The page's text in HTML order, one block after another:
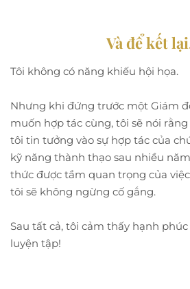
Và để kết
Tôi không có năng khiếu hội họa.
Nhưng khi đứng trước một Giám
muốn hợp tác cùng, tôi sẽ nói
tôi tin tưởng vào sự hợp tác của
kỹ năng thành thạo sau nhiều
thức được tầm quan trọng của
tôi sẽ không ngừng cố gắng.
Sau tất cả, tôi cảm thấy hạnh
luyện tập!